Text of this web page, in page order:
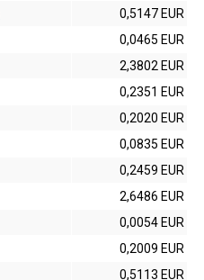
0,5147 EUR
0,0465 EUR
2,3802 EUR
0,2351 EUR
0,2020 EUR
0,0835 EUR
0,2459 EUR
2,6486 EUR
0,0054 EUR
0,2009 EUR
0,5113 EUR